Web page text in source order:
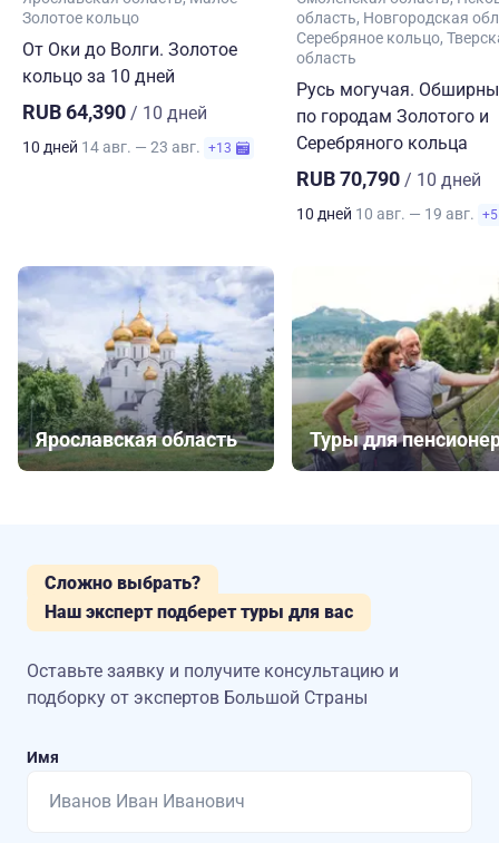
Золотое кольцо
От Оки до Волги. Золотое
кольцо за 10 дней
RUB 64,390 / 10 дней
10 дней 14 авг. — 23 авг. +13
область Новгородская
Серебряное кольцо
область
Русь могучая.
по городам Золотого и
Серебряного кольца
RUB 70,790 / 10 дней
10 дней 10 авг. — 19 авг. +5
Ярославская область Туры для
Сложно выбрать?
Наш эксперт подберет туры для вас
Оставьте заявку и получите консультацию и
подборку от экспертов Большой Страны
Имя